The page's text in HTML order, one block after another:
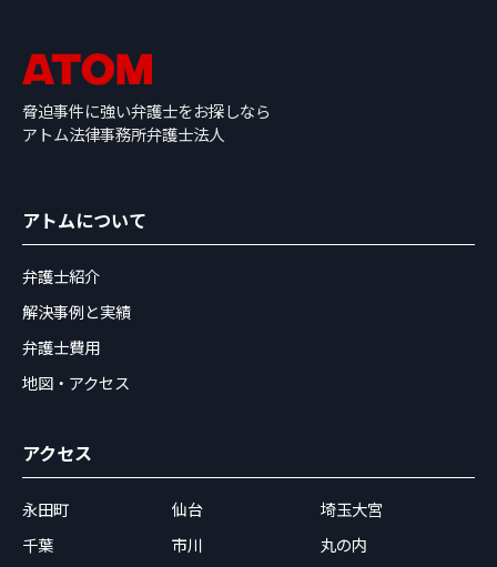
脅迫事件に強い弁護士をお探しなら
アトム法律事務所弁護士法人
アトムについて
弁護士紹介
解決事例と実績
弁護士費用
地図・アクセス
アクセス
永田町 仙台
埼玉大宮
千葉
市川
丸の内